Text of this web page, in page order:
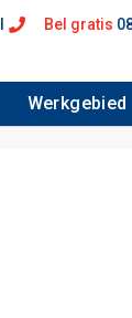
Bel gratis
Werkgebied